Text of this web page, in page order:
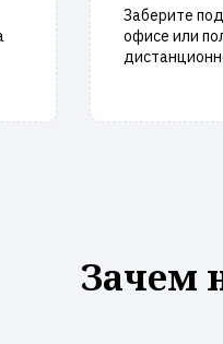
Заберите
офисе или
Зачем